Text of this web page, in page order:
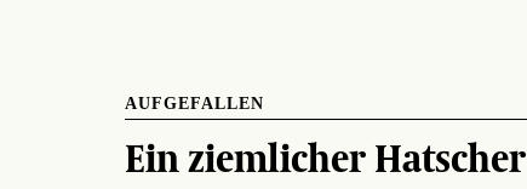
AUFGEFALLEN
Ein ziemlicher Hatscher